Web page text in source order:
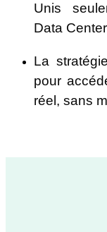
Unis
Data
La
pour
réel, sans